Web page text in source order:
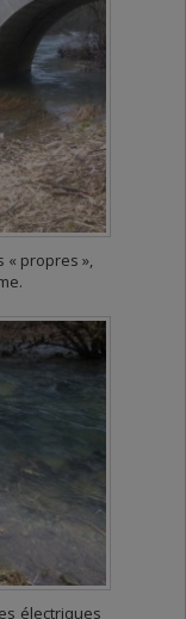
« propres »,
électriques